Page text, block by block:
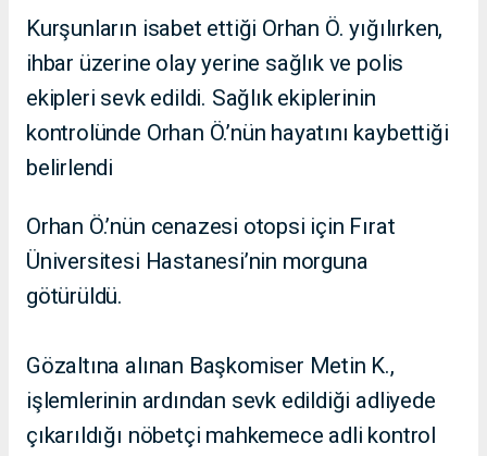
Kurşunların isabet ettiği Orhan Ö. yığılırken,
ihbar üzerine olay yerine sağlık ve polis
ekipleri sevk edildi. Sağlık ekiplerinin
kontrolünde Orhan Ö.’nün hayatını kaybettiği
belirlendi
Orhan Ö.’nün cenazesi otopsi için Fırat
Üniversitesi Hastanesi’nin morguna
götürüldü.
Gözaltına alınan Başkomiser Metin K.,
işlemlerinin ardından sevk edildiği adliyede
çıkarıldığı nöbetçi mahkemece adli kontrol